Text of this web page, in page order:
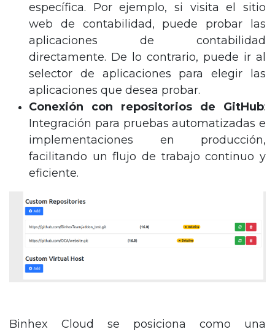
específica. Por ejemplo, si visita el sitio
web de contabilidad, puede probar las
aplicaciones de contabilidad
directamente. De lo contrario, puede ir al
selector de aplicaciones para elegir las
aplicaciones que desea probar.
Conexión con repositorios de GitHub:
Integración para pruebas automatizadas e
implementaciones en producción,
facilitando un flujo de trabajo continuo y
eficiente.
Binhex Cloud se posiciona como una